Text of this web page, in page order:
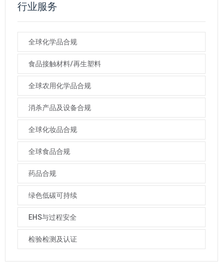
行业服务
全球化学品合规
食品接触材料/再生塑料
全球农用化学品合规
消杀产品及设备合规
全球化妆品合规
全球食品合规
药品合规
绿色低碳可持续
EHS与过程安全
检验检测及认证